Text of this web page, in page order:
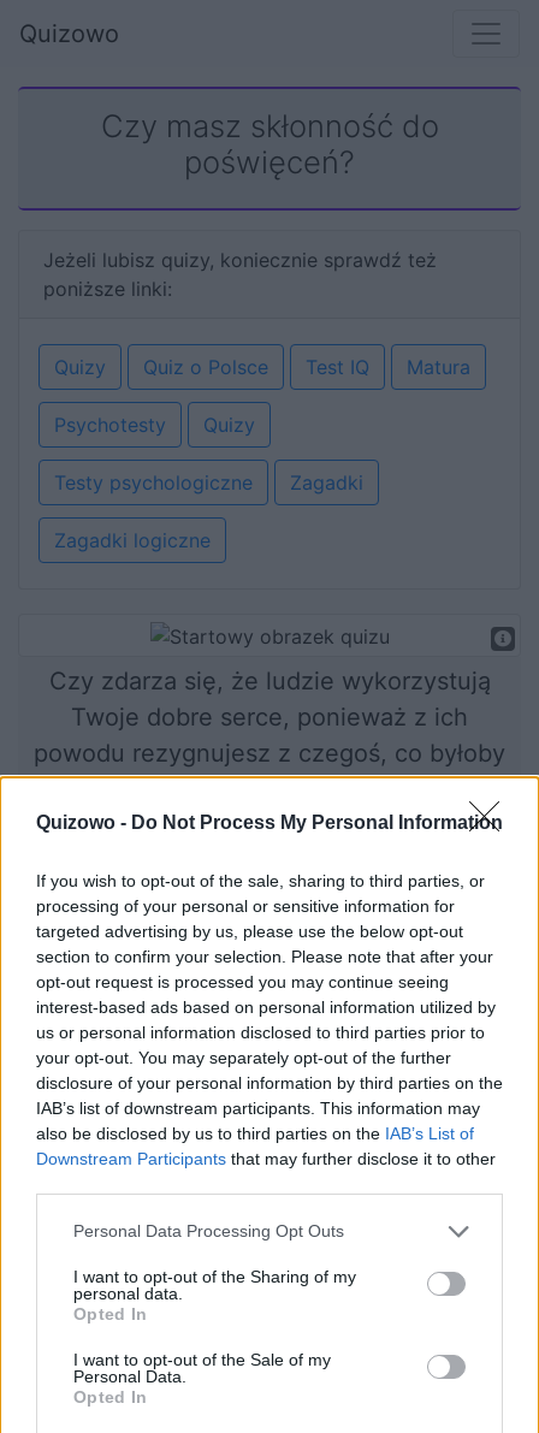
Quizowo - Do Not Process My Personal Information
If you wish to opt-out of the sale, sharing to third parties, or
processing of your personal or sensitive information for
targeted advertising by us, please use the below opt-out
section to confirm your selection. Please note that after your
opt-out request is processed you may continue seeing
interest-based ads based on personal information utilized by
us or personal information disclosed to third parties prior to
your opt-out. You may separately opt-out of the further
disclosure of your personal information by third parties on the
IAB’s list of downstream participants. This information may
also be disclosed by us to third parties on the IAB’s List of
Downstream Participants that may further disclose it to other
Personal Data Processing Opt Outs
I want to opt-out of the Sharing of my
personal data.
Opted In
I want to opt-out of the Sale of my
Personal Data.
Opted In
Quizowo
Czy masz skłonność do
poświęceń?
Jeżeli lubisz quizy, koniecznie sprawdź też
poniższe linki:
Quizy Quiz o Polsce Test IQ Matura
Psychotesty Quizy
Testy psychologiczne Zagadki
Zagadki logiczne
Czy zdarza się, że ludzie wykorzystują
Twoje dobre serce, ponieważ z ich
powodu rezygnujesz z czegoś, co byłoby
ze swoją skłonnością do poświęcania się
Rozpocznij quiz
zazdrośnicy?
Czy jesteś plotkarzem?